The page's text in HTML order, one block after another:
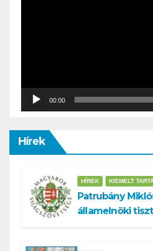
00:00
Hírek
HÍREK KIEMELT
Patrubány
államelnöki